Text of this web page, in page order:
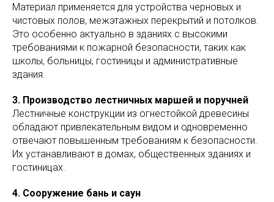
Материал применяется для устройства черновых и
чистовых полов, межэтажных перекрытий и потолков.
Это особенно актуально в зданиях с высокими
требованиями к пожарной безопасности, таких как
школы, больницы, гостиницы и административные
здания.
3. Производство лестничных маршей и поручней
Лестничные конструкции из огнестойкой древесины
обладают привлекательным видом и одновременно
отвечают повышенным требованиям к безопасности.
Их устанавливают в домах, общественных зданиях и
гостиницах.
4. Сооружение бань и саун